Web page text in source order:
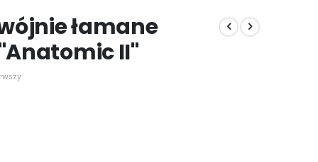
łamane
II"